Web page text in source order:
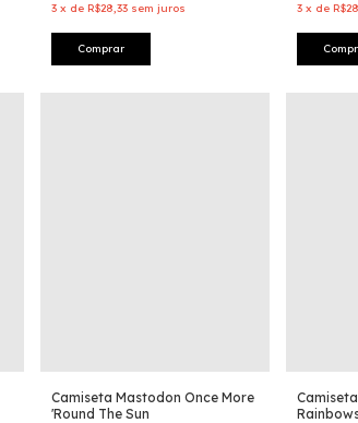
3 x de R$28,33 sem juros
Comprar
3 x de
Camiseta Mastodon Once More
'Round The Sun